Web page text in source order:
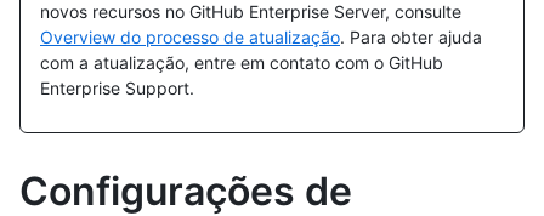
novos recursos no GitHub Enterprise Server, consulte
Overview do processo de atualização. Para obter ajuda
com a atualização, entre em contato com o GitHub
Enterprise Support.
Configurações de